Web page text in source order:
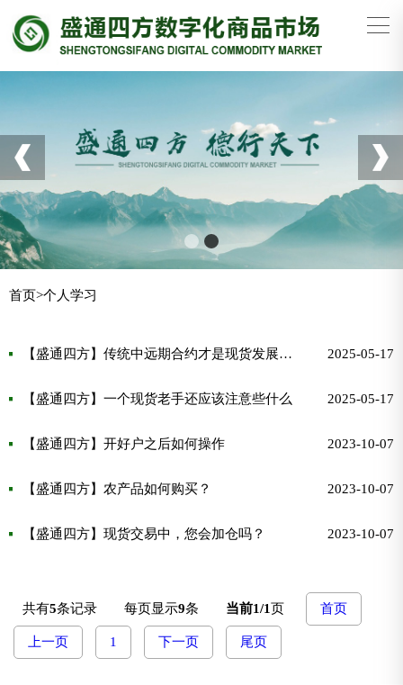
首页>个人学习
【盛通四方】传统中远期合约才是现货发展的根本 2025-05-17
【盛通四方】一个现货老手还应该注意些什么 2025-05-17
【盛通四方】开好户之后如何操作 2023-10-07
【盛通四方】农产品如何购买？ 2023-10-07
【盛通四方】现货交易中，您会加仓吗？ 2023-10-07
共有5条记录 每页显示9条 当前1/1页 首页
上一页 1 下一页 尾页